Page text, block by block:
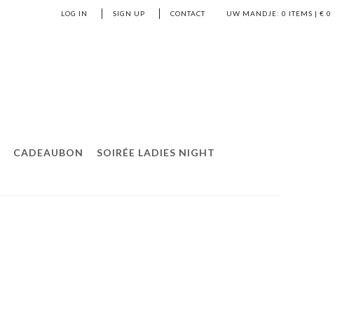
UW MANDJE: 0 ITEMS | € 0
LOG IN SIGN UP CONTACT
CADEAUBON SOIRÉE LADIES NIGHT